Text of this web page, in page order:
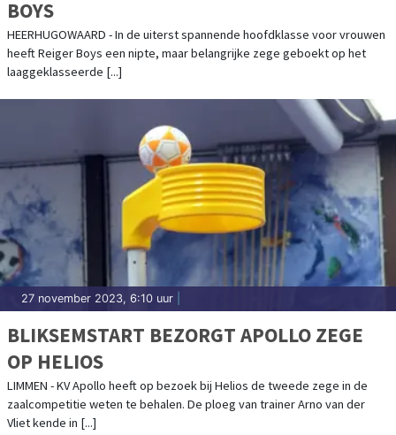
BOYS
HEERHUGOWAARD - In de uiterst spannende hoofdklasse voor vrouwen
heeft Reiger Boys een nipte, maar belangrijke zege geboekt op het
laaggeklasseerde [...]
27 november 2023, 6:10 uur
BLIKSEMSTART BEZORGT APOLLO ZEGE
OP HELIOS
LIMMEN - KV Apollo heeft op bezoek bij Helios de tweede zege in de
zaalcompetitie weten te behalen. De ploeg van trainer Arno van der
Vliet kende in [...]